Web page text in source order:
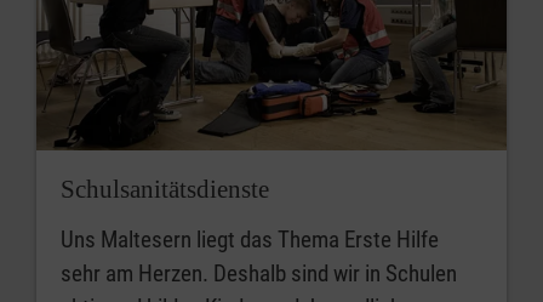
Schulsanitätsdienste
Uns Maltesern liegt das Thema Erste Hilfe
sehr am Herzen. Deshalb sind wir in Schulen